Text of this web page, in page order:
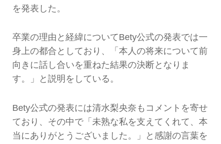
を発表した。
卒業の理由と経緯についてBety公式の発表では一
身上の都合としており、「本人の将来について前
向きに話し合いを重ねた結果の決断となりま
す。」と説明をしている。
Bety公式の発表には清水梨央奈もコメントを寄せ
ており、その中で「未熟な私を支えてくれて、本
当にありがとうございました。」と感謝の言葉を